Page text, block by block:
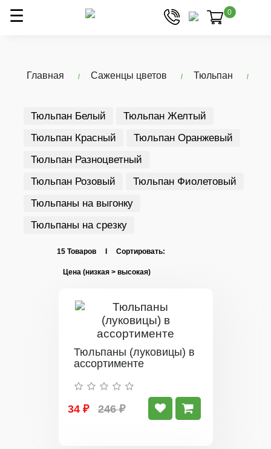
0
Главная Саженцы цветов Тюльпан
Тюльпан Белый
Тюльпан Желтый
Тюльпан Красный
Тюльпан Оранжевый
Тюльпан Разноцветный
Тюльпан Розовый
Тюльпан Фиолетовый
Тюльпаны на выгонку
Тюльпаны на срезку
15 Товаров I Сортировать:
Тюльпаны (луковицы) в
ассортименте
34 ₽ 246 ₽